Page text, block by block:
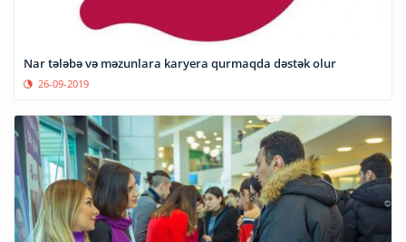
Nar tələbə və məzunlara karyera qurmaqda dəstək olur
26-09-2019